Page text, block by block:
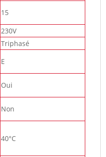
15
230V
Triphasé
E
Oui
Non
40°C